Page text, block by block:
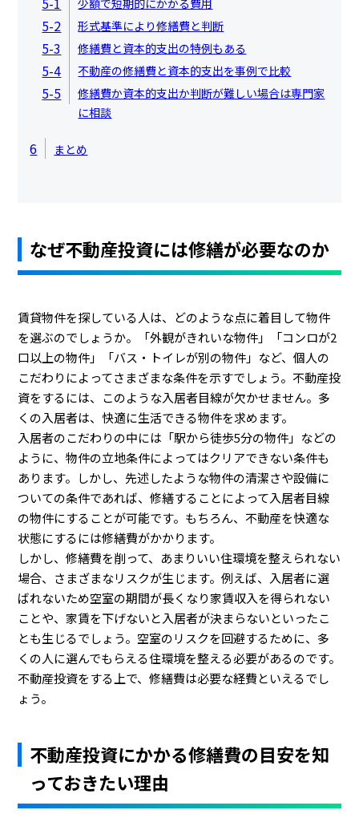
少額で短期的にかかる費用
5-2 形式基準により修繕費と判断
5-3 修繕費と資本的支出の特例もある
5-4 不動産の修繕費と資本的支出を事例で比較
5-5
修繕費か資本的支出か判断が難しい場合は専門家
に相談
6 まとめ
なぜ不動産投資には修繕が必要なのか
賃貸物件を探している人は、どのような点に着目して物件
を選ぶのでしょうか。「外観がきれいな物件」「コンロが2
口以上の物件」「バス・トイレが別の物件」など、個人の
こだわりによってさまざまな条件を示すでしょう。不動産投
資をするには、このような入居者目線が欠かせません。多
くの入居者は、快適に生活できる物件を求めます。
入居者のこだわりの中には「駅から徒歩5分の物件」などの
ように、物件の立地条件によってはクリアできない条件も
あります。しかし、先述したような物件の清潔さや設備に
ついての条件であれば、修繕することによって入居者目線
の物件にすることが可能です。もちろん、不動産を快適な
状態にするには修繕費がかかります。
しかし、修繕費を削って、あまりいい住環境を整えられない
場合、さまざまなリスクが生じます。例えば、入居者に選
ばれないため空室の期間が長くなり家賃収入を得られない
ことや、家賃を下げないと入居者が決まらないといったこ
とも生じるでしょう。空室のリスクを回避するために、多
くの人に選んでもらえる住環境を整える必要があるのです。
不動産投資をする上で、修繕費は必要な経費といえるでし
ょう。
不動産投資にかかる修繕費の目安を知
っておきたい理由